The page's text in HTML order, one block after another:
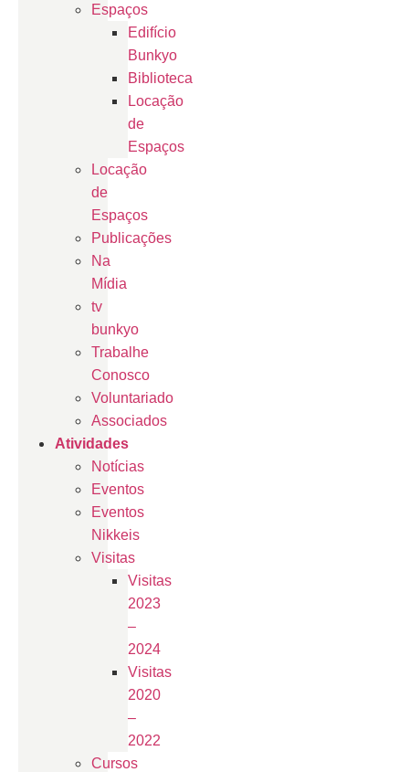
Espaços
Edifício
Bunkyo
Biblioteca
Locação
de
Espaços
Locação
de
Espaços
Publicações
Na
Mídia
tv
bunkyo
Trabalhe
Conosco
Voluntariado
Associados
Atividades
Notícias
Eventos
Eventos
Nikkeis
Visitas
Visitas
2023
–
2024
Visitas
2020
–
2022
Cursos